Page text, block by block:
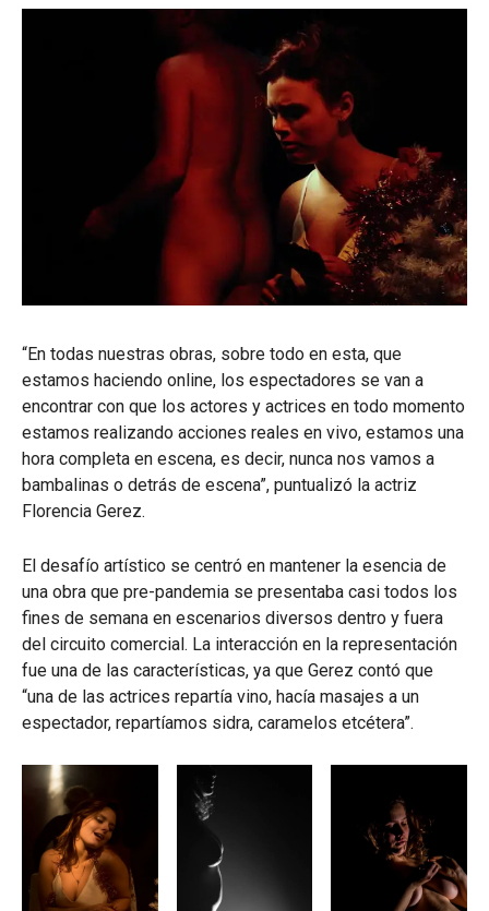
“En todas nuestras obras, sobre todo en esta, que
estamos haciendo online, los espectadores se van a
encontrar con que los actores y actrices en todo momento
estamos realizando acciones reales en vivo, estamos una
hora completa en escena, es decir, nunca nos vamos a
bambalinas o detrás de escena”, puntualizó la actriz
Florencia Gerez.
El desafío artístico se centró en mantener la esencia de
una obra que pre-pandemia se presentaba casi todos los
fines de semana en escenarios diversos dentro y fuera
del circuito comercial. La interacción en la representación
fue una de las características, ya que Gerez contó que
“una de las actrices repartía vino, hacía masajes a un
espectador, repartíamos sidra, caramelos etcétera”.